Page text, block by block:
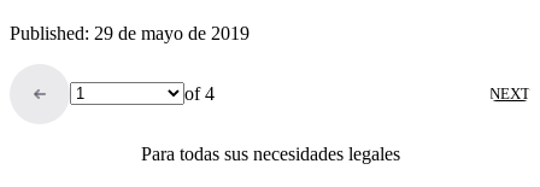
Published: 29 de mayo de 2019
of 4 NEXT
Para todas sus necesidades legales